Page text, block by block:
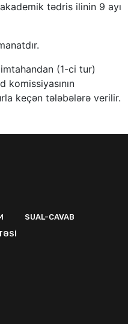
tədris ilinin 9 ayı
(1-ci tur)
komissiyasının
keçən tələbələrə verilir.
SUAL-CAVAB